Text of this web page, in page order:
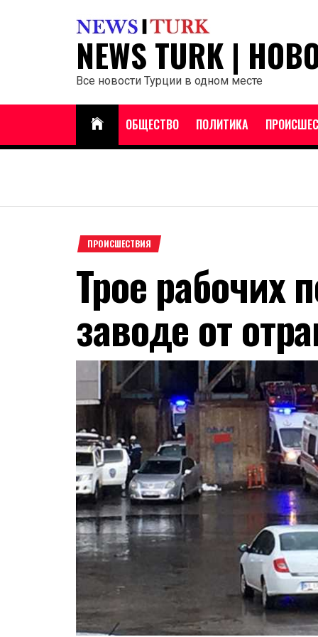
NEWS TURK |
Все новости Турции в одном месте
ОБЩЕСТВО ПОЛИТИКА
ПРОИСШЕСТВИЯ
Трое рабочих
заводе от